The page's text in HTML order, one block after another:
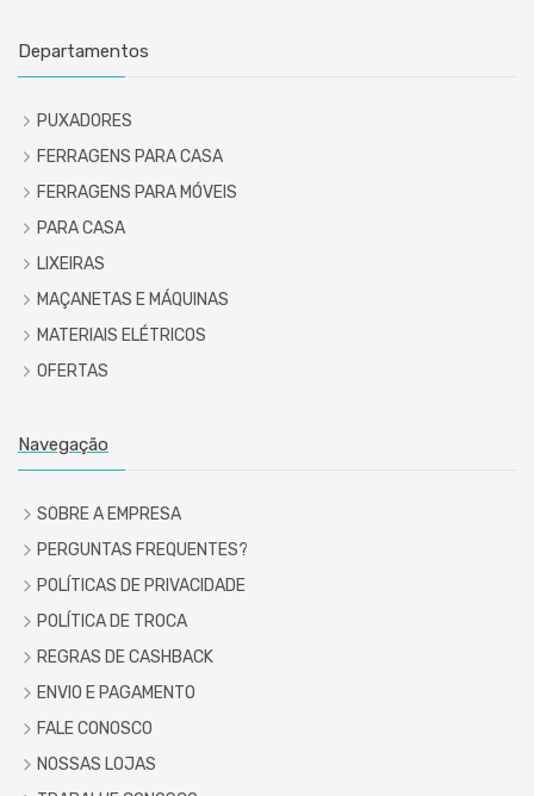
Departamentos
PUXADORES
FERRAGENS PARA CASA
FERRAGENS PARA MÓVEIS
PARA CASA
LIXEIRAS
MAÇANETAS E MÁQUINAS
MATERIAIS ELÉTRICOS
OFERTAS
Navegação
SOBRE A EMPRESA
PERGUNTAS FREQUENTES?
POLÍTICAS DE PRIVACIDADE
POLÍTICA DE TROCA
REGRAS DE CASHBACK
ENVIO E PAGAMENTO
FALE CONOSCO
NOSSAS LOJAS